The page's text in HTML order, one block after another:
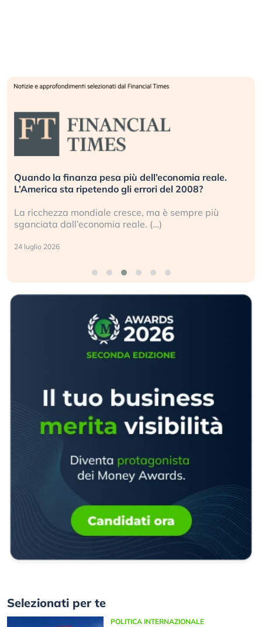
Quando la finanza pesa più dell’economia reale.
L’America sta ripetendo gli errori del 2008?
La ricchezza mondiale cresce, ma è sempre più
sganciata dall’economia reale. (…)
24 luglio 2026
Selezionati per te
POLITICA INTERNAZIONALE